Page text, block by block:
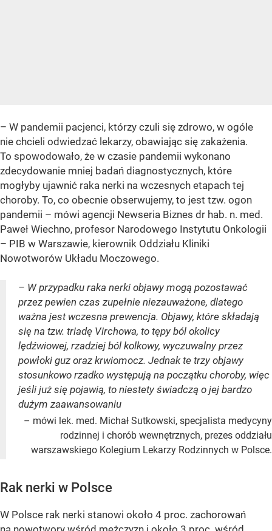
– W pandemii pacjenci, którzy czuli się zdrowo, w ogóle
nie chcieli odwiedzać lekarzy, obawiając się zakażenia.
To spowodowało, że w czasie pandemii wykonano
zdecydowanie mniej badań diagnostycznych, które
mogłyby ujawnić raka nerki na wczesnych etapach tej
choroby. To, co obecnie obserwujemy, to jest tzw. ogon
pandemii – mówi agencji Newseria Biznes dr hab. n. med.
Paweł Wiechno, profesor Narodowego Instytutu Onkologii
– PIB w Warszawie, kierownik Oddziału Kliniki
Nowotworów Układu Moczowego.
– W przypadku raka nerki objawy mogą pozostawać
przez pewien czas zupełnie niezauważone, dlatego
ważna jest wczesna prewencja. Objawy, które składają
się na tzw. triadę Virchowa, to tępy ból okolicy
lędźwiowej, rzadziej ból kolkowy, wyczuwalny przez
powłoki guz oraz krwiomocz. Jednak te trzy objawy
stosunkowo rzadko występują na początku choroby, więc
jeśli już się pojawią, to niestety świadczą o jej bardzo
dużym zaawansowaniu
– mówi lek. med. Michał Sutkowski, specjalista medycyny
rodzinnej i chorób wewnętrznych, prezes oddziału
warszawskiego Kolegium Lekarzy Rodzinnych w Polsce.
Rak nerki w Polsce
W Polsce rak nerki stanowi około 4 proc. zachorowań